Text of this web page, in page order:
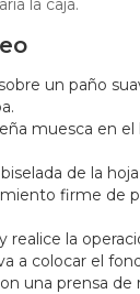
la caja.
un paño
muesca en el
de la
firme de
realice la
a colocar el
una prensa de